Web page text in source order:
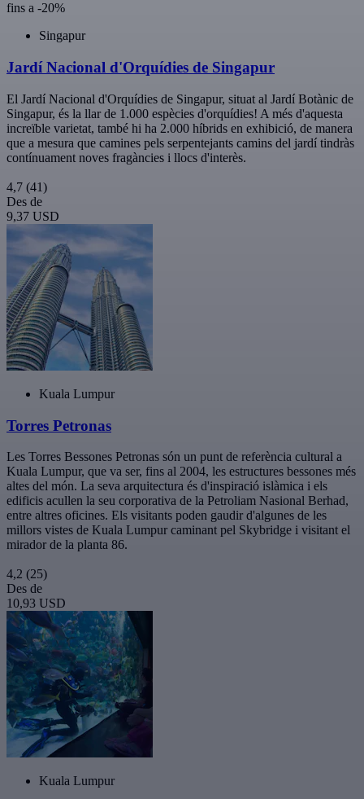
fins a -20%
Singapur
Jardí Nacional d'Orquídies de Singapur
El Jardí Nacional d'Orquídies de Singapur, situat al Jardí Botànic de
Singapur, és la llar de 1.000 espècies d'orquídies! A més d'aquesta
increïble varietat, també hi ha 2.000 híbrids en exhibició, de manera
que a mesura que camines pels serpentejants camins del jardí tindràs
contínuament noves fragàncies i llocs d'interès.
4,7 (41)
Des de
9,37 USD
Kuala Lumpur
Torres Petronas
Les Torres Bessones Petronas són un punt de referència cultural a
Kuala Lumpur, que va ser, fins al 2004, les estructures bessones més
altes del món. La seva arquitectura és d'inspiració islàmica i els
edificis acullen la seu corporativa de la Petroliam Nasional Berhad,
entre altres oficines. Els visitants poden gaudir d'algunes de les
millors vistes de Kuala Lumpur caminant pel Skybridge i visitant el
mirador de la planta 86.
4,2 (25)
Des de
10,93 USD
Kuala Lumpur